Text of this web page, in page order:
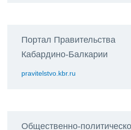
Портал Правительства
Кабардино-Балкарии
pravitelstvo.kbr.ru
Общественно-